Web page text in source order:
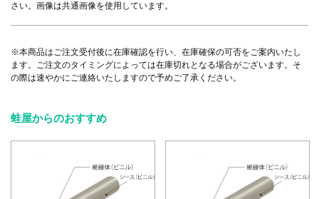
さい。画像は共通画像を使用しています。
※本商品はご注文受付後に在庫確認を行い、在庫確保の可否をご案内いたし
ます。ご注文のタイミングによっては在庫切れとなる場合がございます。そ
の際は速やかにご連絡いたしますので予めご了承ください。
蛙屋からのおすすめ